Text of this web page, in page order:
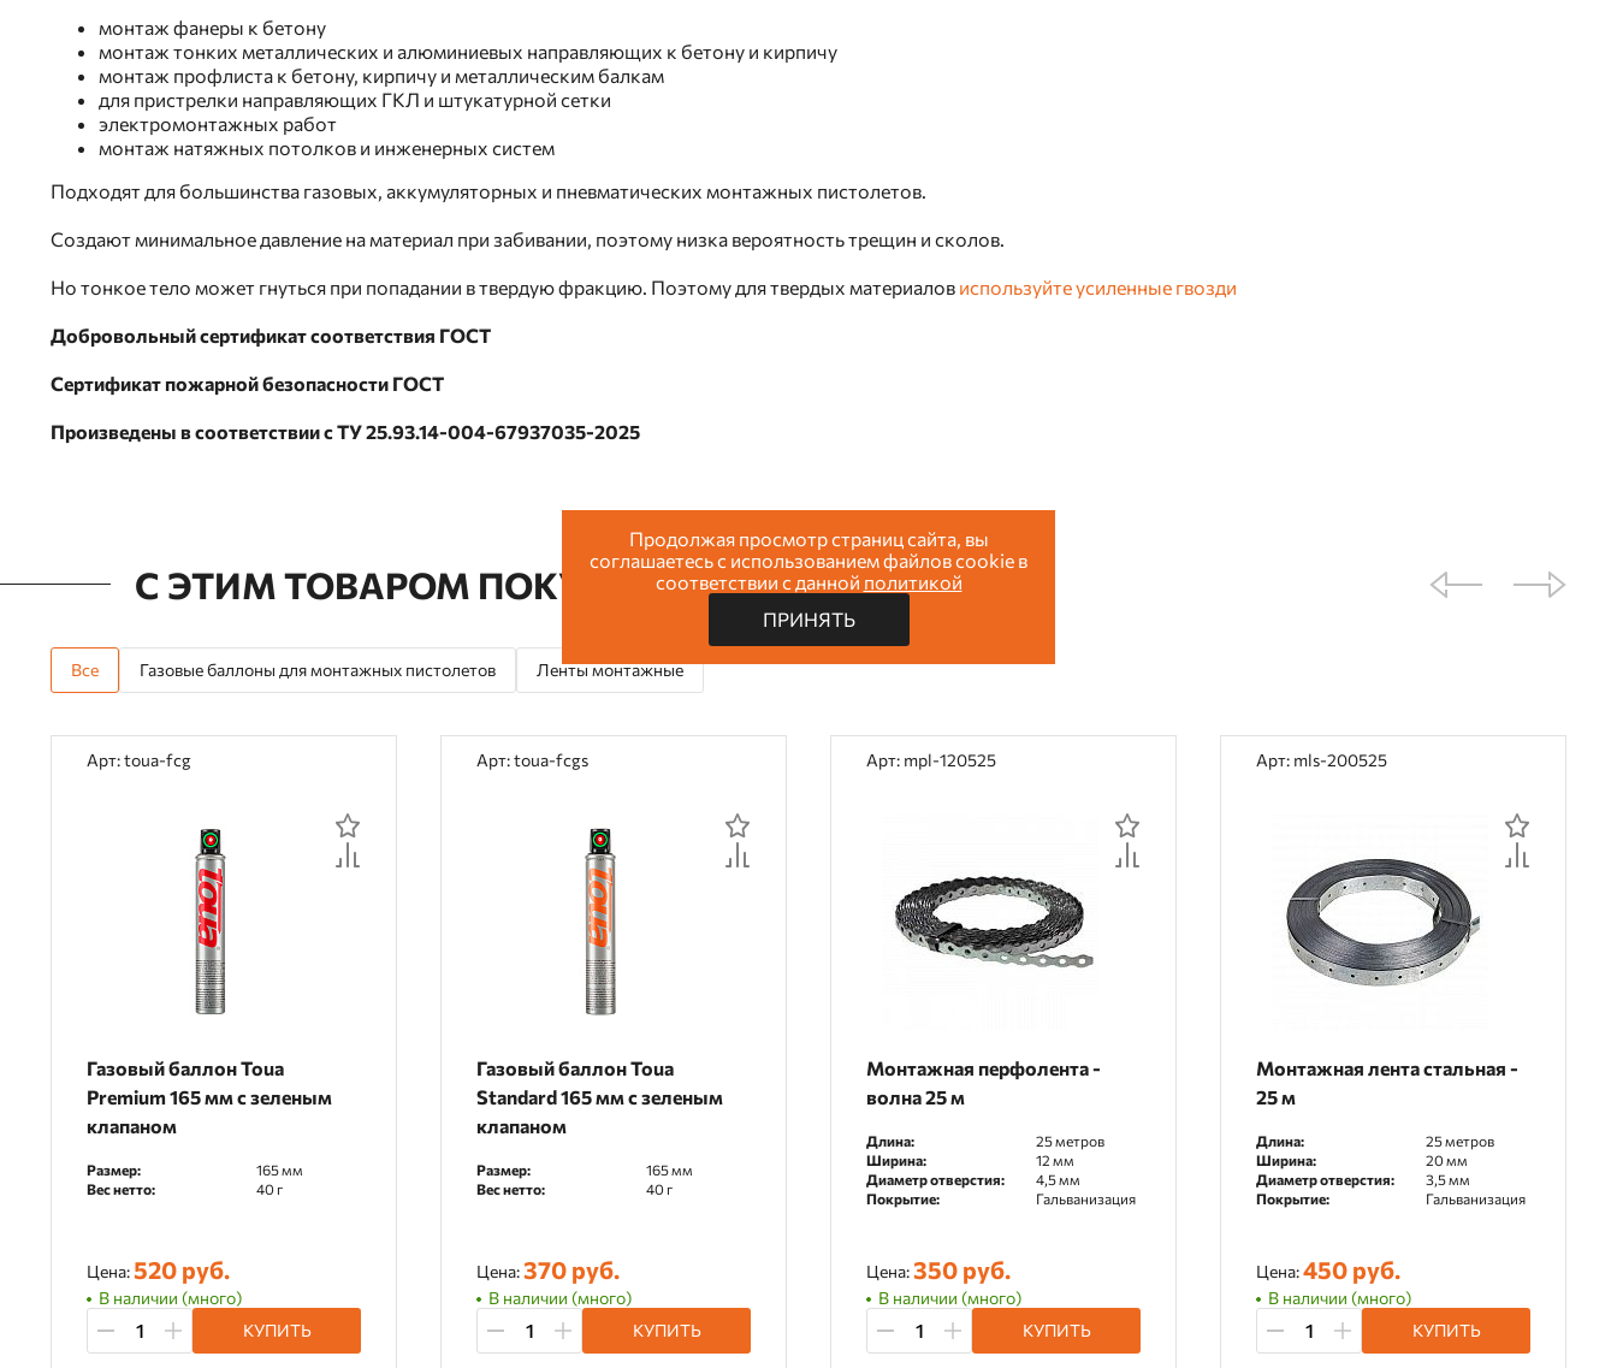
монтаж фанеры к бетону
монтаж тонких металлических и алюминиевых направляющих к бетону и кирпичу
монтаж профлиста к бетону, кирпичу и металлическим балкам
для пристрелки направляющих ГКЛ и штукатурной сетки
электромонтажных работ
монтаж натяжных потолков и инженерных систем
Подходят для большинства газовых, аккумуляторных и пневматических монтажных пистолетов.
Создают минимальное давление на материал при забивании, поэтому низка вероятность трещин и сколов.
Но тонкое тело может гнуться при попадании в твердую фракцию. Поэтому для твердых материалов используйте усиленные гвозди
Добровольный сертификат соответствия ГОСТ
Сертификат пожарной безопасности ГОСТ
Произведены в соответствии с ТУ 25.93.14-004-67937035-2025
С ЭТИМ ТОВАРОМ ПОКУПАЮТ
Все Газовые баллоны для монтажных пистолетов Ленты монтажные
Арт: toua-fcg
Газовый баллон Toua
Premium 165 мм с зеленым
клапаном
Размер:
165 мм
Вес нетто:
40 г
Цена:520 руб.
В наличии (много)
КУПИТЬ
Арт: toua-fcgs
Газовый баллон Toua
Standard 165 мм с зеленым
клапаном
Размер:
165 мм
Вес нетто:
40 г
Цена:370 руб.
В наличии (много)
КУПИТЬ
Арт: mpl-120525
Монтажная перфолента -
волна 25 м
Длина:
25 метров
Ширина:
12 мм
Диаметр отверстия:
4,5 мм
Покрытие:
Гальванизация
Цена:350 руб.
В наличии (много)
КУПИТЬ
Арт: mls-200525
Монтажная лента стальная -
25 м
Длина:
25 метров
Ширина:
20 мм
Диаметр отверстия:
3,5 мм
Покрытие:
Гальванизация
Цена:450 руб.
В наличии (много)
КУПИТЬ
Продолжая просмотр страниц сайта, вы
соглашаетесь с использованием файлов cookie в
соответствии с данной политикой
ПРИНЯТЬ